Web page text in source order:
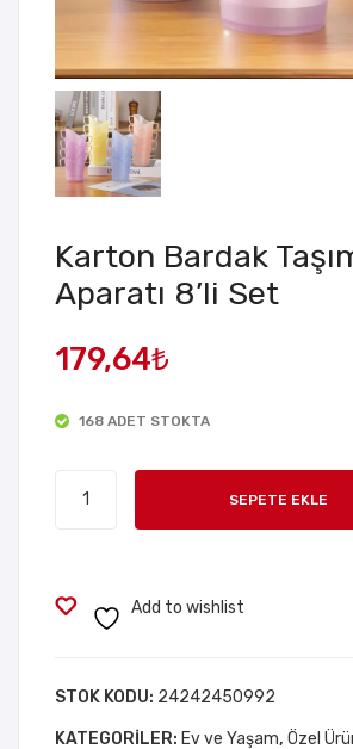
Karton Bardak
Aparatı 8’li Set
179,64₺
168 ADET STOKTA
8'li
SEPETE EKLE
Add to wishlist
STOK KODU: 24242450992
KATEGORILER: Ev ve Yaşam, Özel